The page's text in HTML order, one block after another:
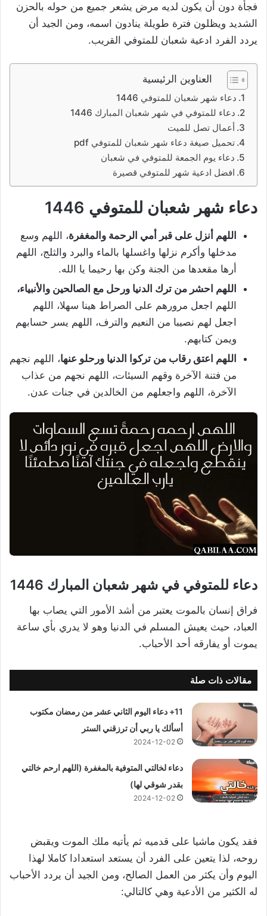
فجأة دون أن يكون لديه مرض يشعر جميع من حوله بالحزن
الشديد ويظلون فترة طويلة ينادون اسمه، ومن الجيد أن
يردد الفرد ادعية شعبان للمتوفي القريب.
العناوين الرئيسية
دعاء شهر شعبان للمتوفي 1446
دعاء للمتوفي في شهر شعبان المبارك 1446
أعمال تصل للميت
تحميل صيغة دعاء شهر شعبان للمتوفي pdf
دعاء يوم الجمعة للمتوفي في شعبان
افضل ادعية شهر للمتوفي قصيرة
دعاء شهر شعبان للمتوفي 1446
اللهم أنزل على قبر أمي الرحمة والمغفرة، اللهم وسع
مدخلها وأكرم نزلها واغسلها بالماء والبرد والثلج، اللهم
أرها مقعدها من الجنة وكن بها رحيما يا الله.
اللهم احشر من ترك الدنيا ورحل مع الصالحين والأنبياء،
اللهم اجعل مرورهم على الصراط هينا سهلا، اللهم
اجعل لهم نصيبا من النعيم والترف، اللهم يسر حسابهم
ويمن كتابهم.
اللهم اعتق رقاب من تركوا الدنيا ورحلو عنها، اللهم نجهم
من فتنة الآخرة وقهم السيئات، اللهم نجهم من عذاب
الآخرة، اللهم واجعلهم من الخالدين في جنات عدن.
دعاء للمتوفي في شهر شعبان المبارك 1446
فراق إنسان بالموت يعتبر من أشد الأمور التي يصاب بها
العباد، حيث يعيش المسلم في الدنيا وهو لا يدري بأي ساعة
يموت أو يفارقه أحد الأحباب.
مقالات ذات صلة
11+ دعاء اليوم الثاني عشر من رمضان مكتوب
أسألك يا ربي أن ترزقني الستر
2024-12-02
دعاء لخالتي المتوفية بالمغفرة (اللهم ارحم خالتي
بقدر شوقي لها)
2024-12-02
فقد يكون ماشيا على قدميه ثم يأتيه ملك الموت ويقبض
روحه، لذا يتعين على الفرد أن يستعد استعدادا كاملا لهذا
اليوم وأن يكثر من العمل الصالح، ومن الجيد أن يردد الأحباب
له الكثير من الأدعية وهي كالتالي: